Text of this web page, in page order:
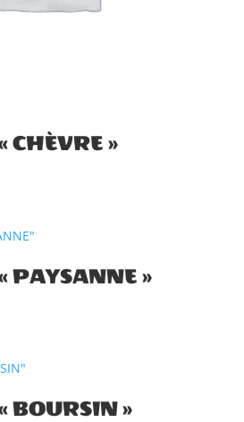
CHÈVRE »
PAYSANNE »
BOURSIN »